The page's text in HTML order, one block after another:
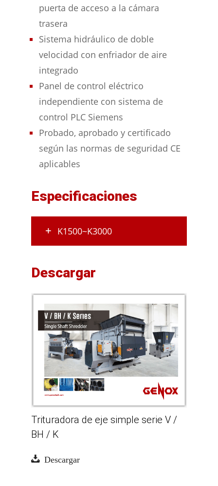
puerta de acceso a la cámara
trasera
Sistema hidráulico de doble
velocidad con enfriador de aire
integrado
Panel de control eléctrico
independiente con sistema de
control PLC Siemens
Probado, aprobado y certificado
según las normas de seguridad CE
aplicables
Especificaciones
K1500~K3000
Descargar
Trituradora de eje simple serie V /
BH / K
Descargar